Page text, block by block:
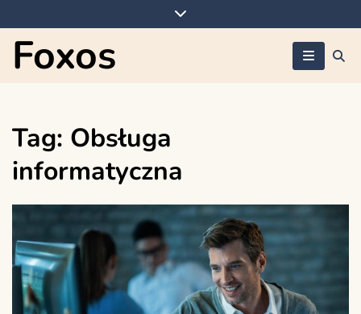
to
content
Foxos
Tag: Obsługa
informatyczna